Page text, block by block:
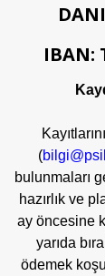
IBAN:
(
bulunmaları
hazırlık ve
ay öncesine
yarıda
ödemek